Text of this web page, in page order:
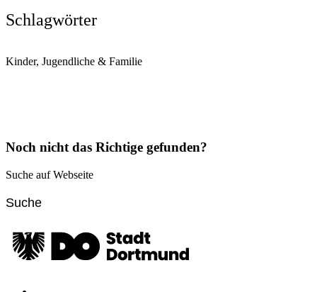
Schlagwörter
Kinder, Jugendliche & Familie
Noch nicht das Richtige gefunden?
Suche auf Webseite